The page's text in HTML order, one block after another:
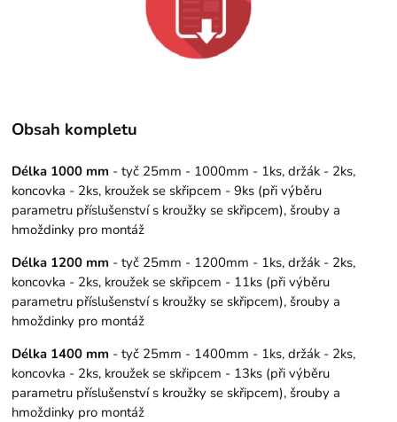
Obsah kompletu
Délka 1000 mm - tyč 25mm - 1000mm - 1ks, držák - 2ks,
koncovka - 2ks, kroužek se skřipcem - 9ks (při výběru
parametru příslušenství s kroužky se skřipcem), šrouby a
hmoždinky pro montáž
Délka 1200 mm - tyč 25mm - 1200mm - 1ks, držák - 2ks,
koncovka - 2ks, kroužek se skřipcem - 11ks (při výběru
parametru příslušenství s kroužky se skřipcem), šrouby a
hmoždinky pro montáž
Délka 1400 mm - tyč 25mm - 1400mm - 1ks, držák - 2ks,
koncovka - 2ks, kroužek se skřipcem - 13ks (při výběru
parametru příslušenství s kroužky se skřipcem), šrouby a
hmoždinky pro montáž